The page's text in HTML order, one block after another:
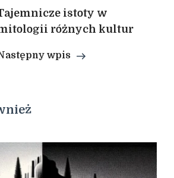
istoty w
różnych kultur
wpis